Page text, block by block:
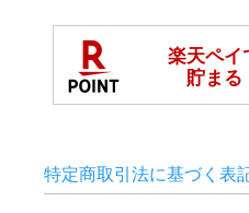
特定商取引法に基づく表